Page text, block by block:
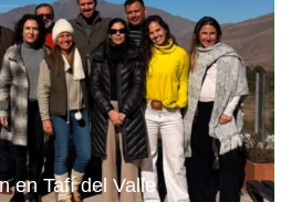
en Tafí del Valle